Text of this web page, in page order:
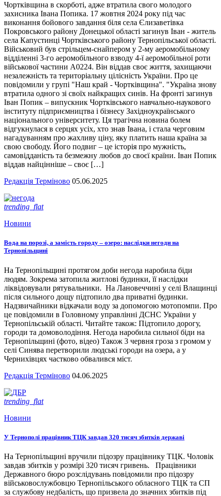
Чортківщина в скорботі, адже втратила свого молодого
захисника Івана Попика. 17 жовтня 2024 року під час
виконання бойового завдання біля села Єлизаветівка
Покровського району Донецької області загинув Іван - житель
села Капустинці Чортківського району Тернопільської області.
Військовий був стрільцем-снайпером у 2-му аеромобільному
відділенні 3-го аеромобільного взводу 4-ї аеромобільної роти
військової частини А0224. Він віддав своє життя, захищаючи
незалежність та територіальну цілісність України. Про це
повідомили у групі "Наш край - Чортківщина". "Україна знову
втратила одного зі своїх найкращих синів. На фронті загинув
Іван Попик – випускник Чортківського навчально-наукового
інституту підприємництва і бізнесу Західноукраїнського
національного університету. Ця трагічна новина болем
відгукнулася в серцях усіх, хто знав Івана, і стала черговим
нагадуванням про жахливу ціну, яку платить наша країна за
свою свободу. Його подвиг – це історія про мужність,
самовідданість та безмежну любов до своєї країни. Іван Попик
віддав найцінніше – своє […]
Редакція Терміново 05.06.2025
trending_flat
Новини
Вода на порозі, а замість городу – озеро: наслідки негоди на
Тернопільщині
На Тернопільщині протягом доби негода наробила біди
людям. Зокрема затопила житлові будинки, її наслідки
ліквідовували рятувальники. На Лановеччині у селі Влащинці
після сильного дощу підтопило два приватні будинки.
Надзвичайники відкачали воду за допомогою мотопомпи. Про
це повідомили в Головному управлінні ДСНС України у
Тернопільській області. Читайте також: Підтопило дорогу,
городи та домоволодіння. Негода наробила сильної біди на
Тернопільщині (фото, відео) Також 3 червня гроза з громом у
селі Синява перетворили людські городи на озера, а у
Чернихівцях частково обвалився міст.
Редакція Терміново 04.06.2025
trending_flat
Новини
У Тернополі працівник ТЦК завдав 320 тисяч збитків державі
На Тернопільщині вручили підозру працівнику ТЦК. Чоловік
завдав збитків у розмірі 320 тисяч гривень. Працівники
Державного бюро розслідувань повідомили про підозру
військовослужбовцю Тернопільського обласного ТЦК та СП
за службову недбалість, що призвела до значних збитків під